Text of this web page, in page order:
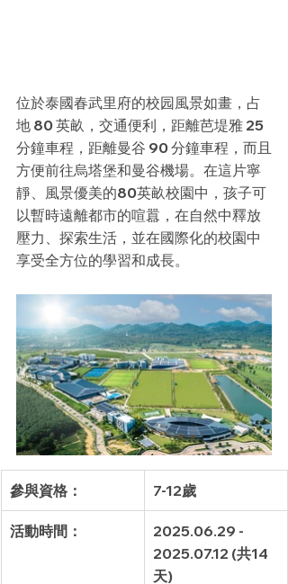
位於泰國春武里府的校园風景如畫，占
地 80 英畝，交通便利，距離芭堤雅 25
分鐘車程，距離曼谷 90 分鐘車程，而且
方便前往烏塔堡和曼谷機場。在這片寧
靜、風景優美的80英畝校園中，孩子可
以暫時遠離都市的喧囂，在自然中釋放
壓力、探索生活，並在國際化的校園中
享受全方位的學習和成長。
參與資格： 7-12歲
活動時間：
2025.06.29 -
2025.07.12 (共14
天)